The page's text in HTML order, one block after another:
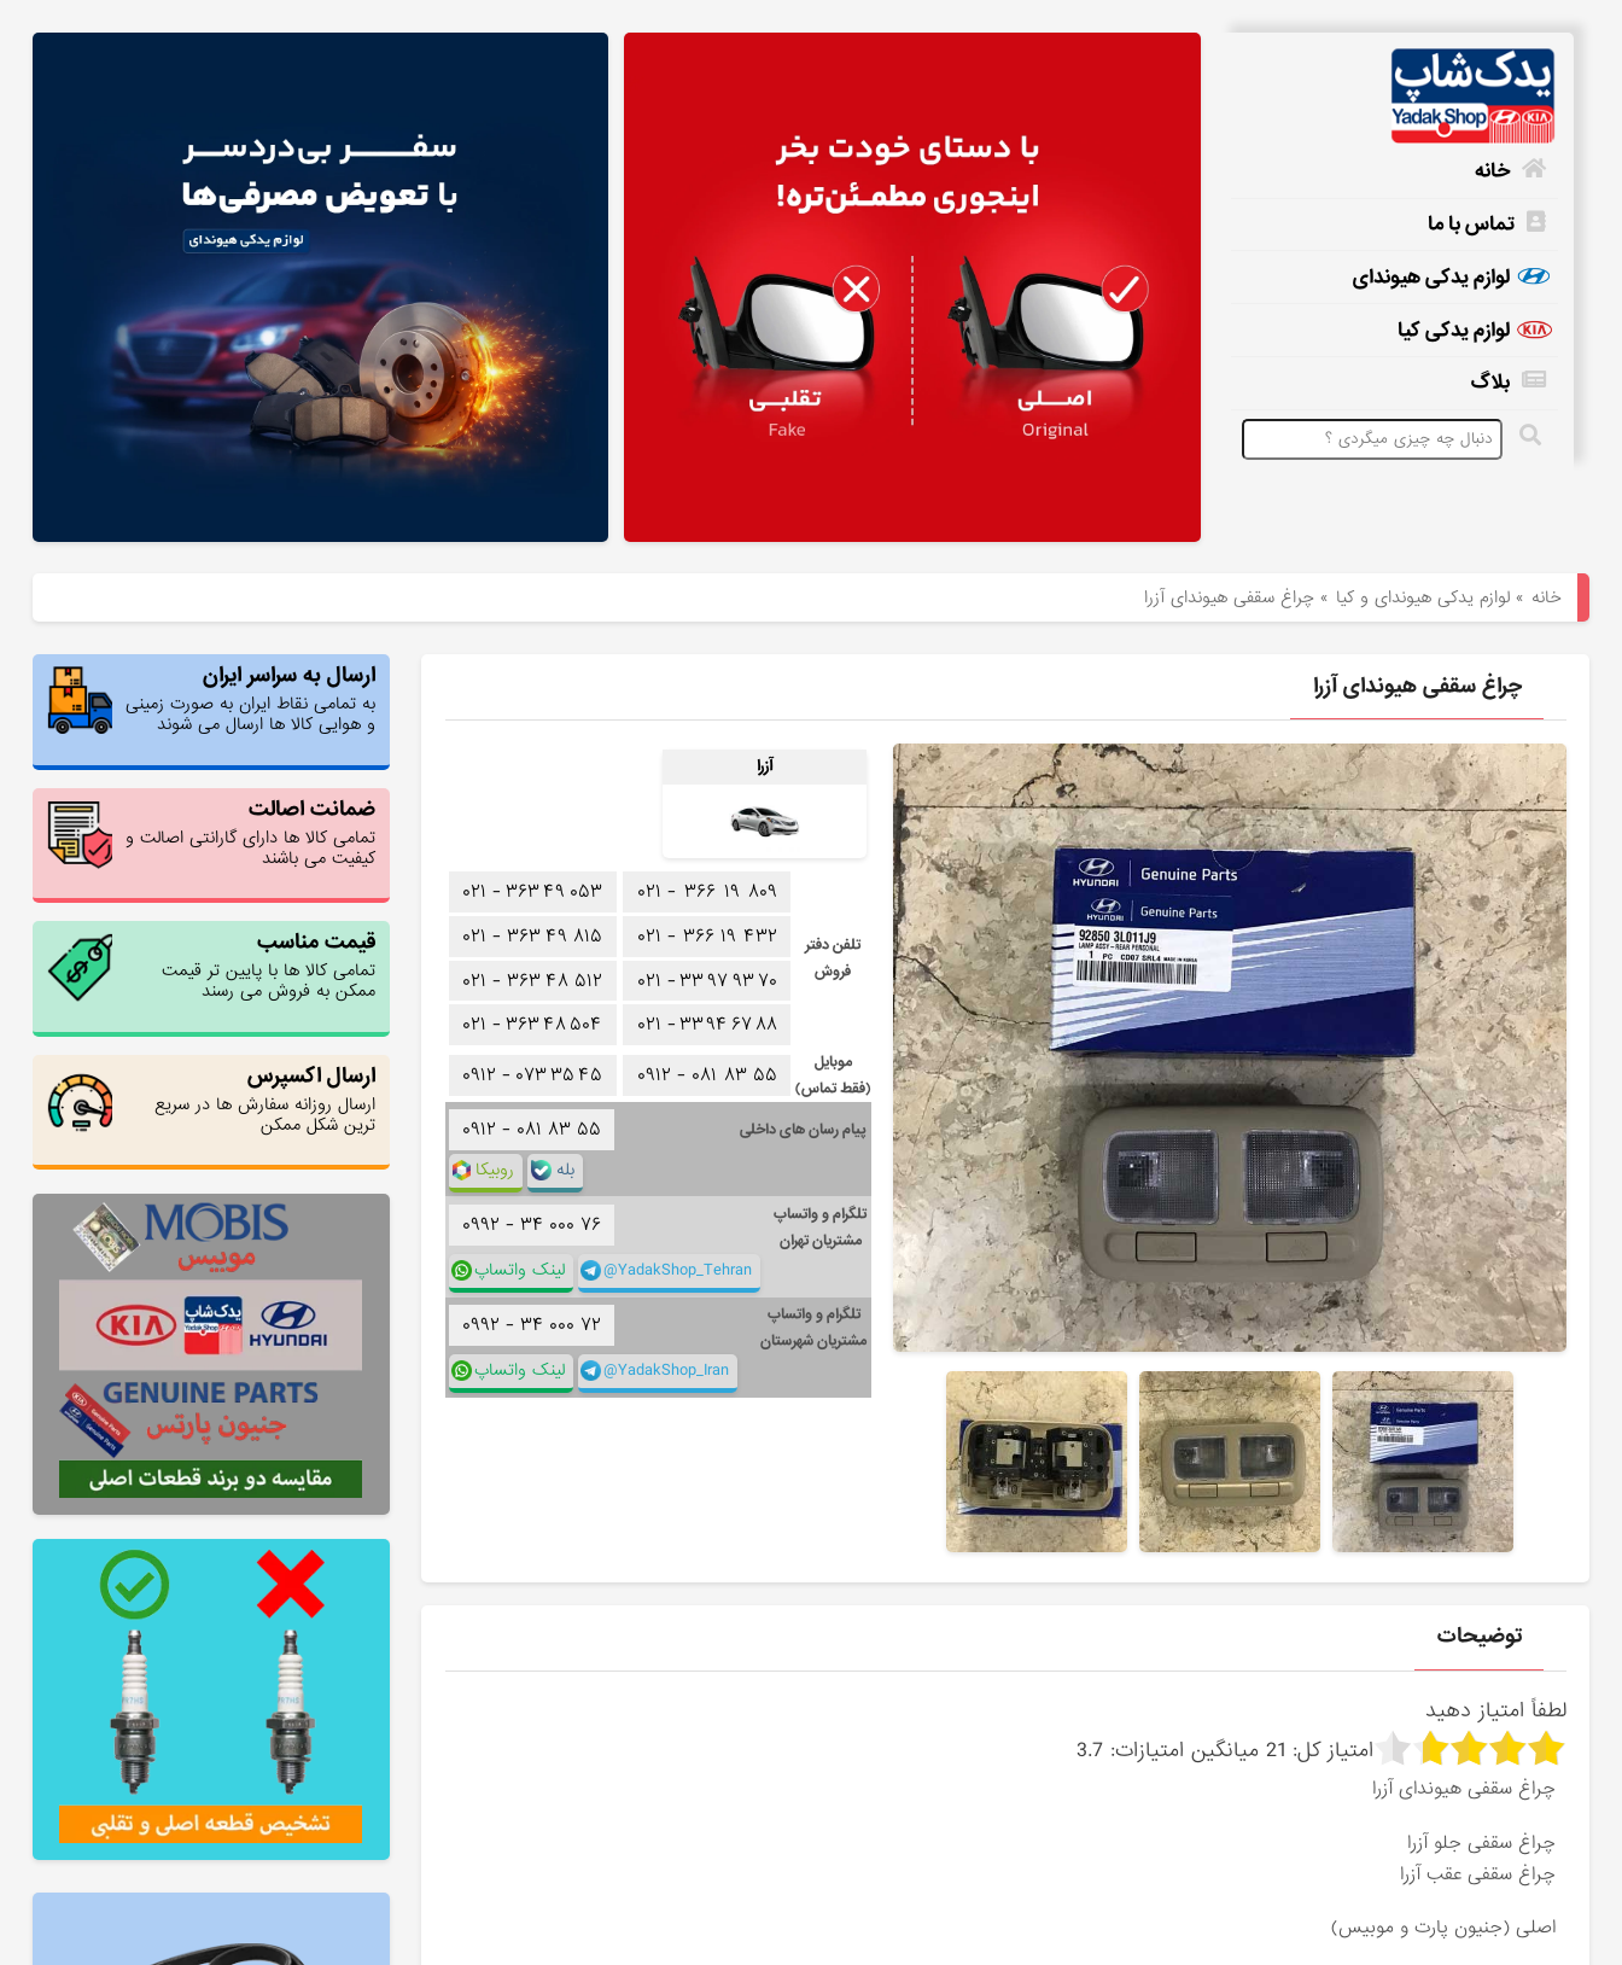
لوازم
خانه
تماس با ما
لوازم یدکی هیوندای
لوازم یدکی کیا
بلاگ
خانه »لوازم یدکی هیوندای و کیا » چراغ سقفی هیوندای آزرا
ارسال به سراسر ایران
به تمامی نقاط ایران به صورت زمینی
و هوایی کالا ها ارسال می شوند
ضمانت اصالت
تمامی کالا ها دارای گارانتی اصالت و
کیفیت می باشند
قیمت مناسب
تمامی کالا ها با پایین تر قیمت
ممکن به فروش می رسند
ارسال اکسپرس
ارسال روزانه سفارش ها در سریع
ترین شکل ممکن
چراغ سقفی هیوندای آزرا
آزرا
تلفن دفتر
فروش
۰۲۱ - ۳۶۶ ۱۹ ۸۰۹
۰۲۱ - ۳۶۶ ۱۹ ۴۳۲
۰۲۱ -۳۳۹۷۹۳۷۰
۰۲۱ -۳۳۹۴ ۶۷۸۸
۰۲۱ - ۳۶۳۴۹ ۰۵۳
۰۲۱ - ۳۶۳ ۴۹ ۸۱۵
۰۲۱ - ۳۶۳ ۴۸ ۵۱۲
۰۲۱ - ۳۶۳۴۸۵۰۴
موبایل
(فقط تماس)
۰۹۱۲ - ۰۸۱ ۸۳ ۵۵ ۰۹۱۲ - ۰۷۳۳۵ ۴۵
پیام رسان های داخلی ۰۹۱۲ - ۰۸۱ ۸۳ ۵۵
روبیکا بله
تلگرام و واتساپ
مشتریان تهران
۰۹۹۲ - ۳۴ ۰۰۰ ۷۶
لینک واتساپ @YadakShop_Tehran
تلگرام و واتساپ
مشتریان شهرستان
۰۹۹۲ - ۳۴ ۰۰۰ ۷۲
لینک واتساپ @YadakShop_Iran
توضیحات
لطفاً امتیاز دهید
امتیاز کل: 21 میانگین امتیازات:3.7
چراغ سقفی هیوندای آزرا
چراغ سقفی جلو آزرا
چراغ سقفی عقب آزرا
اصلی (جنیون پارت و موبیس)